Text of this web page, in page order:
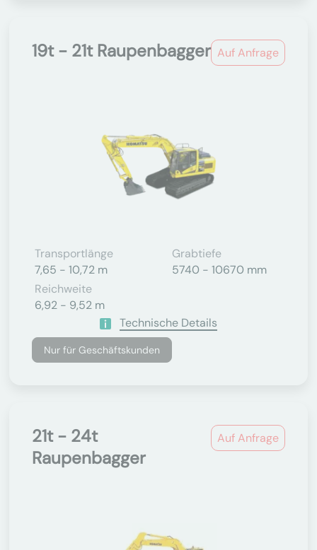
Auf Anfrage
19t - 21t Raupenbagger
Transportlänge
7,65 - 10,72 m
Grabtiefe
5740 - 10670 mm
Reichweite
6,92 - 9,52 m
Technische Details
Nur für Geschäftskunden
Auf Anfrage
21t - 24t
Raupenbagger